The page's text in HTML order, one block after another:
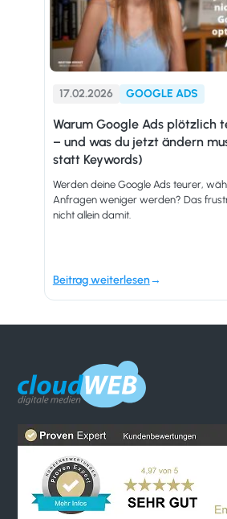
17.02.2026 GOOGLE ADS
Warum Google Ads plötzlich
– und was du jetzt ändern
statt Keywords)
Werden deine Google Ads teurer,
Anfragen weniger werden? Das
nicht allein damit.
Beitrag weiterlesen